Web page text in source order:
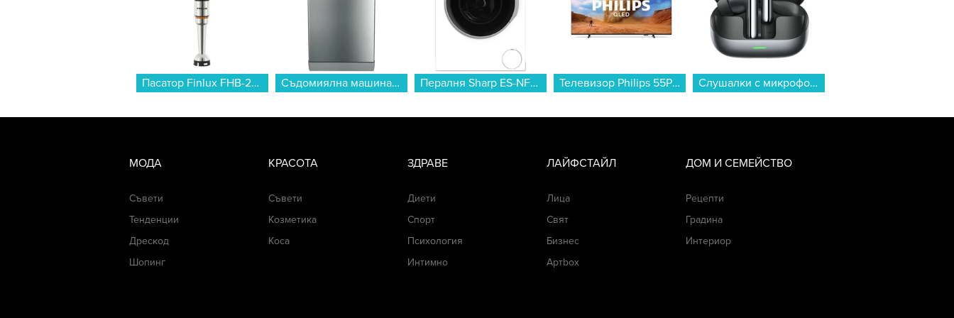
Пасатор Finlux FHB-2707LP , 1200 W... Съдомиялна машина Hotpoint-Ariston HSFO 3T235 WC X , 10 комплекта, D... Пералня Sharp ES-NFB914AWNA , 1400 об./мин., 9.00 kg, A , Бял... Телевизор Philips 55PUS7810/12 , 139 см, 3840x2160 UHD-4K , 55 inch, QLED ... Слушалки с микрофон Honor EARBUDS 4 BLACK , Bluetooth , IN-EAR (ТАПИ)...
МОДА
Съвети
Тенденции
Дрескод
Шопинг
КРАСОТА
Съвети
Козметика
Коса
ЗДРАВЕ
Диети
Спорт
Психология
Интимно
ЛАЙФСТАЙЛ
Лица
Свят
Бизнес
Артbox
ДОМ И СЕМЕЙСТВО
Рецепти
Градина
Интериор